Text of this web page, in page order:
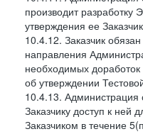
производит разработку
утверждения ее
10.4.12. Заказчик
направления
необходимых доработок
об утверждении
10.4.13. Администрация
Заказчику доступ к ней
Заказчиком в течение